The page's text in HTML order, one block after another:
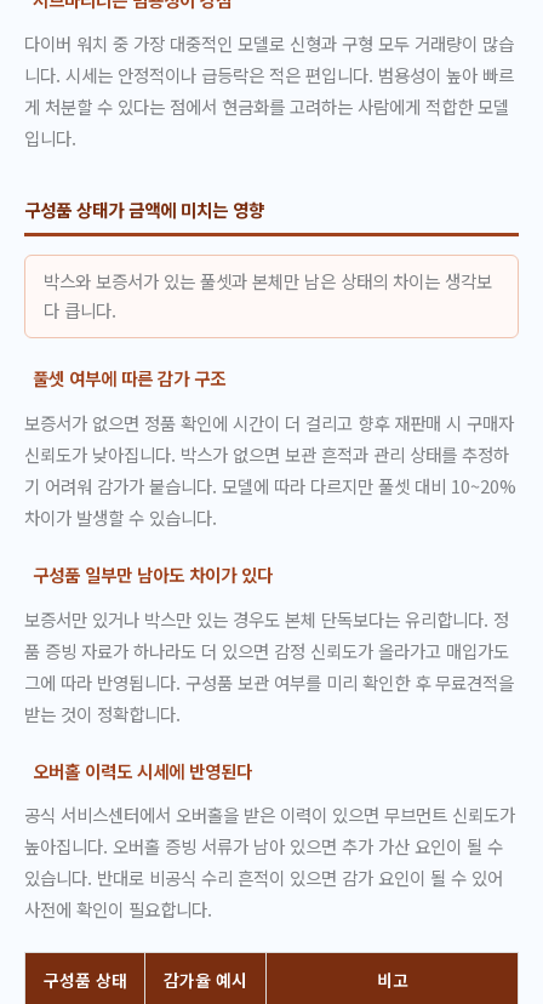
다이버 워치 중 가장 대중적인 모델로 신형과 구형 모두 거래량이 많습
니다. 시세는 안정적이나 급등락은 적은 편입니다. 범용성이 높아 빠르
게 처분할 수 있다는 점에서 현금화를 고려하는 사람에게 적합한 모델
입니다.
구성품 상태가 금액에 미치는 영향
박스와 보증서가 있는 풀셋과 본체만 남은 상태의 차이는 생각보
다 큽니다.
풀셋 여부에 따른 감가 구조
보증서가 없으면 정품 확인에 시간이 더 걸리고 향후 재판매 시 구매자
신뢰도가 낮아집니다. 박스가 없으면 보관 흔적과 관리 상태를 추정하
기 어려워 감가가 붙습니다. 모델에 따라 다르지만 풀셋 대비 10~20%
차이가 발생할 수 있습니다.
구성품 일부만 남아도 차이가 있다
보증서만 있거나 박스만 있는 경우도 본체 단독보다는 유리합니다. 정
품 증빙 자료가 하나라도 더 있으면 감정 신뢰도가 올라가고 매입가도
그에 따라 반영됩니다. 구성품 보관 여부를 미리 확인한 후 무료견적을
받는 것이 정확합니다.
오버홀 이력도 시세에 반영된다
공식 서비스센터에서 오버홀을 받은 이력이 있으면 무브먼트 신뢰도가
높아집니다. 오버홀 증빙 서류가 남아 있으면 추가 가산 요인이 될 수
있습니다. 반대로 비공식 수리 흔적이 있으면 감가 요인이 될 수 있어
사전에 확인이 필요합니다.
구성품 상태 감가율 예시 비고